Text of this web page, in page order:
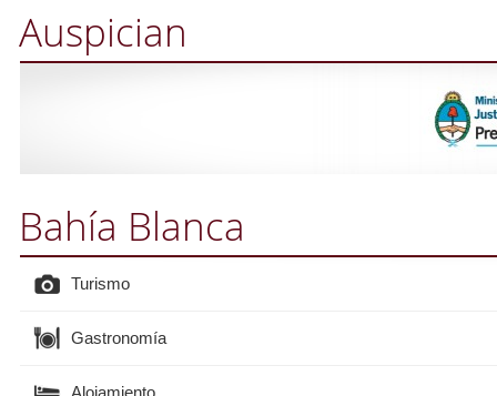
Auspician
Bahía Blanca
Turismo
Gastronomía
Alojamiento